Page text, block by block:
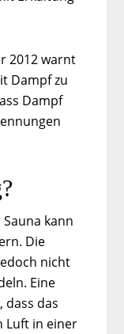
2012 warnt
Dampf zu
Dampf
kann
Die
nicht
Eine
dass das
Luft in einer